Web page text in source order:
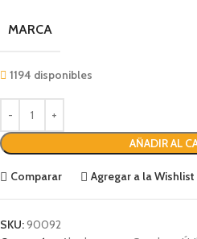
MARCA
1194 disponibles
AÑADIR AL
Comparar Agregar a la Wishlist
SKU:90092